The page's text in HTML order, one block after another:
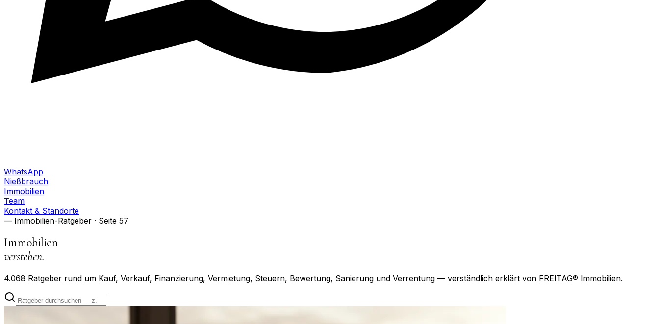
WhatsApp
Nießbrauch
Immobilien
Team
Kontakt & Standorte
— Immobilien-Ratgeber · Seite 57
Immobilien
verstehen.
4.068 Ratgeber rund um Kauf, Verkauf, Finanzierung, Vermietung, Steuern, Bewertung, Sanierung und Verrentung — verständlich erklärt von FREITAG® Immobilien.